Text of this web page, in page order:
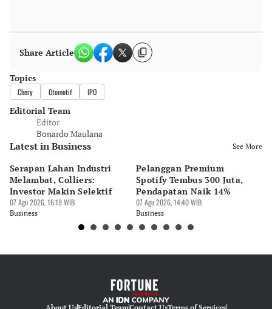
Share Article
Topics
Chery Otomotif IPO
Editorial Team
Editor
Bonardo Maulana
Latest in Business See More
Serapan Lahan Industri
Melambat, Colliers:
Investor Makin Selektif
07 Agu 2026, 16:19 WIB
Business
Pelanggan Premium
Spotify Tembus 300 Juta,
Pendapatan Naik 14%
07 Agu 2026, 14:40 WIB
Business